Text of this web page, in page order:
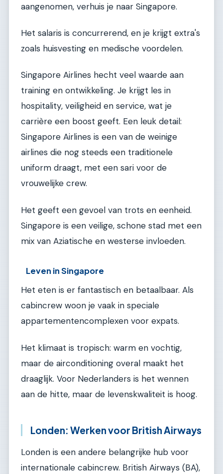
aangenomen, verhuis je naar Singapore.
Het salaris is concurrerend, en je krijgt extra's
zoals huisvesting en medische voordelen.
Singapore Airlines hecht veel waarde aan
training en ontwikkeling. Je krijgt les in
hospitality, veiligheid en service, wat je
carrière een boost geeft. Een leuk detail:
Singapore Airlines is een van de weinige
airlines die nog steeds een traditionele
uniform draagt, met een sari voor de
vrouwelijke crew.
Het geeft een gevoel van trots en eenheid.
Singapore is een veilige, schone stad met een
mix van Aziatische en westerse invloeden.
Leven in Singapore
Het eten is er fantastisch en betaalbaar. Als
cabincrew woon je vaak in speciale
appartementencomplexen voor expats.
Het klimaat is tropisch: warm en vochtig,
maar de airconditioning overal maakt het
draaglijk. Voor Nederlanders is het wennen
aan de hitte, maar de levenskwaliteit is hoog.
Londen: Werken voor British Airways
Londen is een andere belangrijke hub voor
internationale cabincrew. British Airways (BA),